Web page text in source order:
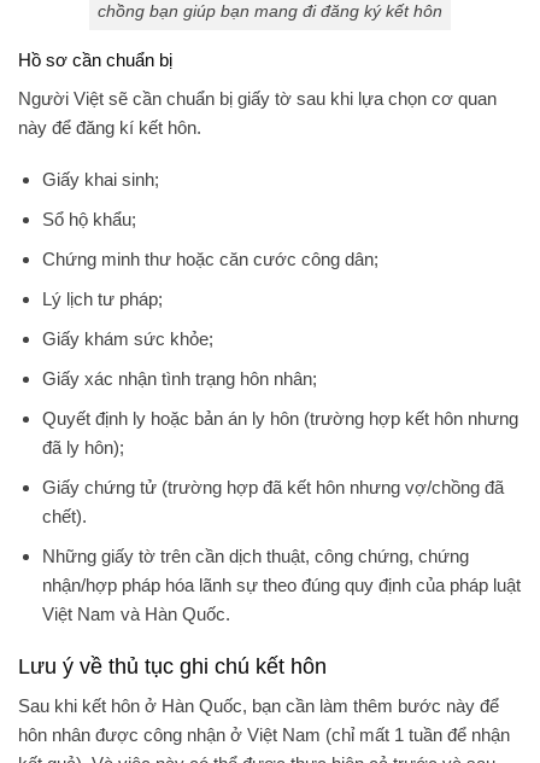
chồng bạn giúp bạn mang đi đăng ký kết hôn
Hồ sơ cần chuẩn bị
Người Việt sẽ cần chuẩn bị giấy tờ sau khi lựa chọn cơ quan
này để đăng kí kết hôn.
Giấy khai sinh;
Sổ hộ khẩu;
Chứng minh thư hoặc căn cước công dân;
Lý lịch tư pháp;
Giấy khám sức khỏe;
Giấy xác nhận tình trạng hôn nhân;
Quyết định ly hoặc bản án ly hôn (trường hợp kết hôn nhưng
đã ly hôn);
Giấy chứng tử (trường hợp đã kết hôn nhưng vợ/chồng đã
chết).
Những giấy tờ trên cần dịch thuật, công chứng, chứng
nhận/hợp pháp hóa lãnh sự theo đúng quy định của pháp luật
Việt Nam và Hàn Quốc.
Lưu ý về thủ tục ghi chú kết hôn
Sau khi kết hôn ở Hàn Quốc, bạn cần làm thêm bước này để
hôn nhân được công nhận ở Việt Nam (chỉ mất 1 tuần để nhận